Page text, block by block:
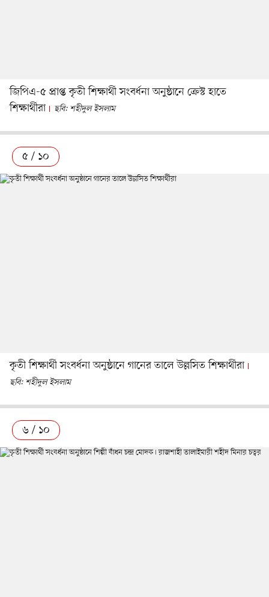
জিপিএ-৫ প্রাপ্ত কৃতী শিক্ষার্থী সংবর্ধনা অনুষ্ঠানে ক্রেস্ট হাতে
শিক্ষার্থীরা
ছবি: শহীদুল ইসলাম
৫ / ১০
কৃতী শিক্ষার্থী সংবর্ধনা অনুষ্ঠানে গানের তালে উল্লসিত শিক্ষার্থীরা
ছবি: শহীদুল ইসলাম
৬ / ১০